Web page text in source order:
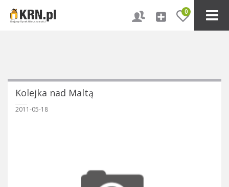
0
Kolejka nad Maltą
2011-05-18